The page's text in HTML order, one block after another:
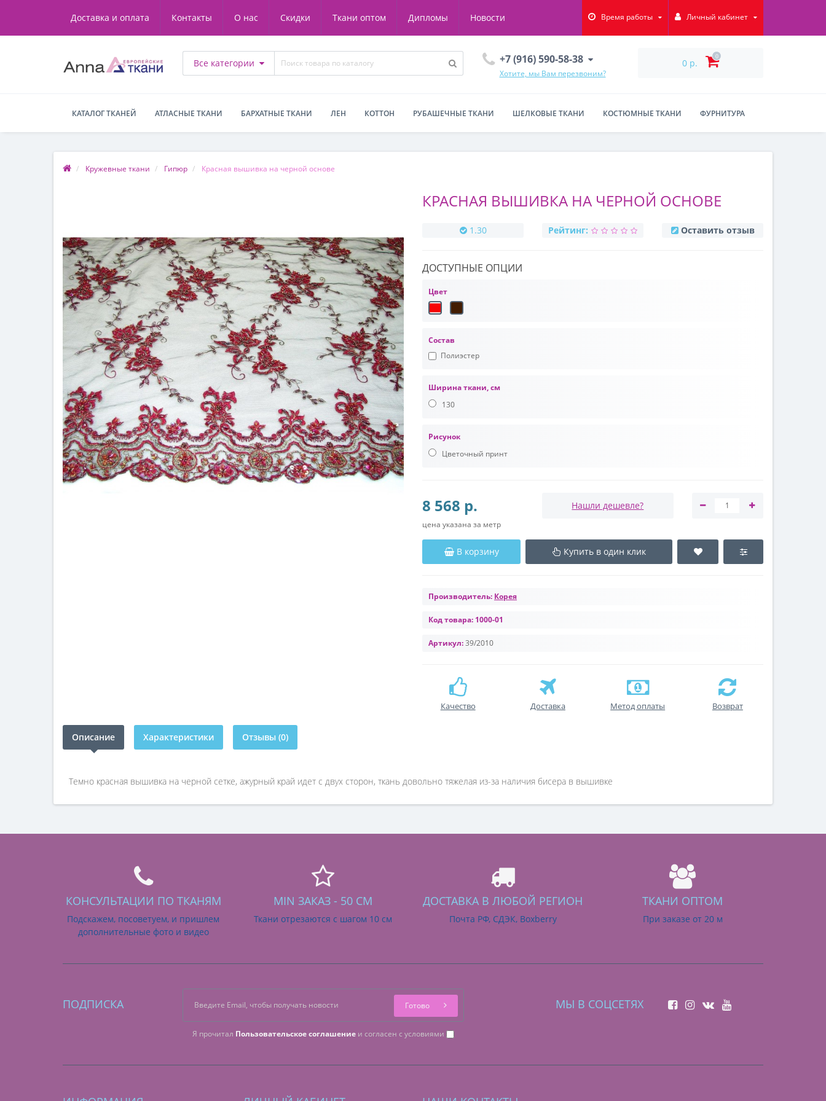
Доставка и оплата Контакты О нас Скидки Ткани оптом Дипломы Новости Время работы Личный кабинет
Все категории +7 (916) 590-58-38
Хотите, мы Вам перезвоним?
0 р.
0
КАТАЛОГ ТКАНЕЙ АТЛАСНЫЕ ТКАНИ БАРХАТНЫЕ ТКАНИ ЛЕН КОТТОН РУБАШЕЧНЫЕ ТКАНИ ШЕЛКОВЫЕ ТКАНИ КОСТЮМНЫЕ ТКАНИ ФУРНИТУРА
Кружевные ткани Гипюр Красная вышивка на черной основе
КРАСНАЯ ВЫШИВКА НА ЧЕРНОЙ ОСНОВЕ
1.30 Рейтинг: Оставить отзыв
ДОСТУПНЫЕ ОПЦИИ
Цвет
Состав
Полиэстер
Ширина ткани, см
130
Рисунок
Цветочный принт
8 568 р.
цена указана за метр
Нашли дешевле?
В корзину Купить в один клик
Производитель: Корея
Код товара: 1000-01
Артикул:39/2010
Качество Доставка Метод оплаты Возврат
Описание Характеристики Отзывы (0)
Темно красная вышивка на черной сетке, ажурный край идет с двух сторон, ткань довольно тяжелая из-за наличия бисера в вышивке
КОНСУЛЬТАЦИИ ПО ТКАНЯМ
Подскажем, посоветуем, и пришлем
дополнительные фото и видео
MIN ЗАКАЗ - 50 СМ
Ткани отрезаются с шагом 10 см
ДОСТАВКА В ЛЮБОЙ РЕГИОН
Почта РФ, СДЭК, Boxberry
ТКАНИ ОПТОМ
При заказе от 20 м
ПОДПИСКА
Я прочитал Пользовательское соглашениеи согласен с условиями
Готово МЫ В СОЦСЕТЯХ